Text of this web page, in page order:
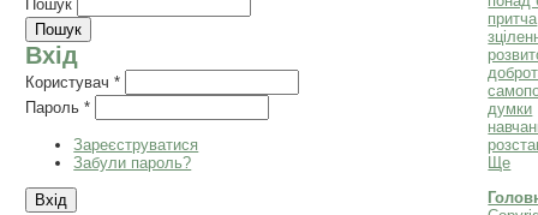
Пошук
Вхід
Користувач*
Пароль*
Зареєструватися
Забули пароль?
притча
думки
Ще